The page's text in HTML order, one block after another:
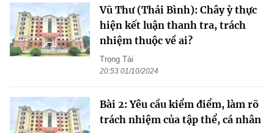
Vũ Thư (Thái Bình): Chây ỳ thực
hiện kết luận thanh tra, trách
nhiệm thuộc về ai?
Trọng Tài
20:53 01/10/2024
Bài 2: Yêu cầu kiểm điểm, làm rõ
trách nhiệm của tập thể, cá nhân